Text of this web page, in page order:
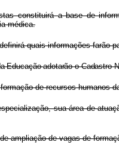
constituirá a base de
médica.
quais informações farão
Educação adotarão o
de recursos humanos
sua área de
ampliação de vagas de